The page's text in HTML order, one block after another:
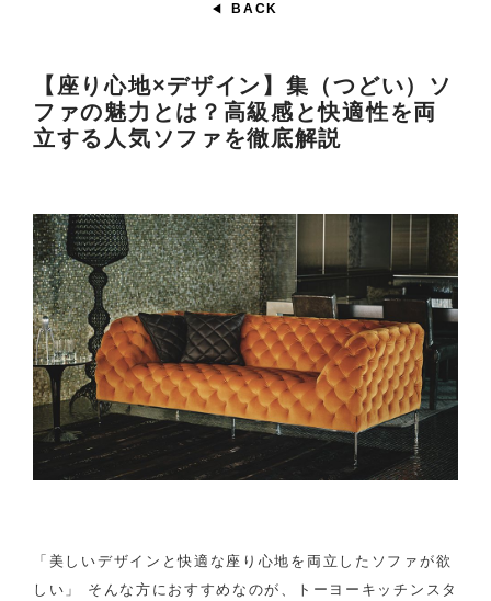
BACK
【座り心地×デザイン】集（つどい）ソ
ファの魅力とは？高級感と快適性を両
立する人気ソファを徹底解説
「美しいデザインと快適な座り心地を両立したソファが欲
しい」 そんな方におすすめなのが、トーヨーキッチンスタ